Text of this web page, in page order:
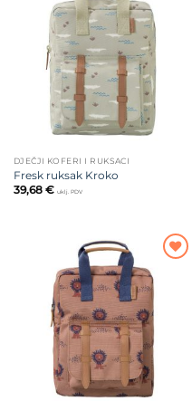
Dodajte
na listu
DJEČJI KOFERI I RUKSACI
Fresk ruksak Kroko
39,68 € uklj. PDV
Dodajte
na listu